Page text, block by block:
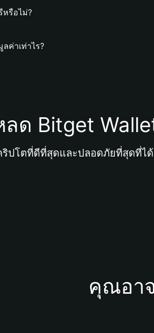
หรือไม่?
ค่าเท่าไร?
ด Bitget
ปโตที่ดีที่สุดและปลอดภัยที่สุดที่ไ
คุณอา